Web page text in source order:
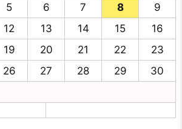
5 6 7 8
9
12 13 14 15
16
19 20 21 22
23
26 27 28 29
30